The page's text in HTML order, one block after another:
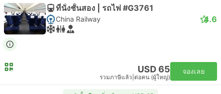
ที่นั่งชั้นสอง | รถไฟ #G3761
China Railway 4.6
USD 65
รวมภาษีแล้ว ต่อคน (ผู้ใหญ่)
จองเลย